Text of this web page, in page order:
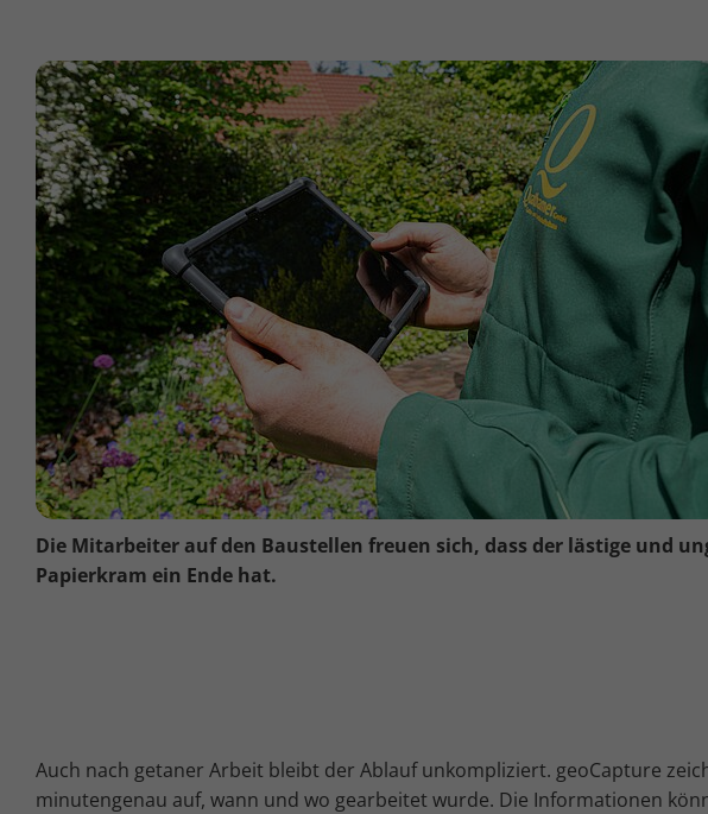
Die Mitarbeiter auf den Baustellen freuen sich, dass der lästige und
Papierkram ein Ende hat.
Auch nach getaner Arbeit bleibt der Ablauf unkompliziert. geoCapture
minutengenau auf, wann und wo gearbeitet wurde. Die Informationen